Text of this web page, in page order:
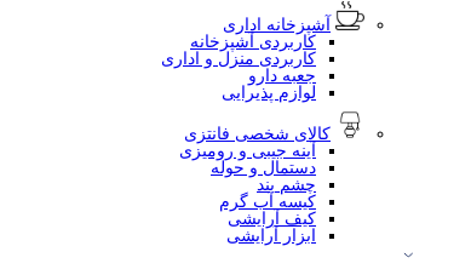
آشپزخانه اداری
کاربردی آشپزخانه
کاربردی منزل و اداری
جعبه دارو
لوازم پذیرایی
کالای شخصی فانتزی
آینه جیبی و رومیزی
دستمال و حوله
چشم بند
کیسه آب گرم
کیف آرایشی
ابزار آرایشی